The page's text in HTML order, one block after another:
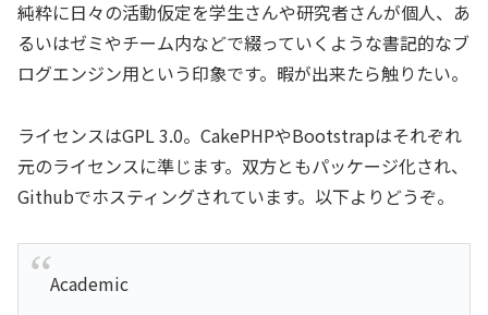
純粋に日々の活動仮定を学生さんや研究者さんが個人、あ
るいはゼミやチーム内などで綴っていくような書記的なブ
ログエンジン用という印象です。暇が出来たら触りたい。
ライセンスはGPL 3.0。CakePHPやBootstrapはそれぞれ
元のライセンスに準じます。双方ともパッケージ化され、
Githubでホスティングされています。以下よりどうぞ。
Academic